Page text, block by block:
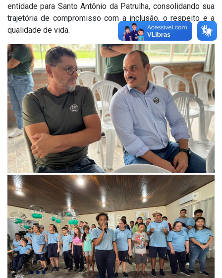
entidade para Santo Antônio da Patrulha, consolidando sua
trajetória de compromisso com a inclusão, o respeito e a
qualidade de vida.